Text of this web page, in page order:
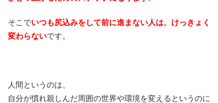
そこでいつも尻込みをして前に進まない人は、けっきょく
変わらないです。
人間というのは、
自分が慣れ親しんだ周囲の世界や環境を変えるというのに